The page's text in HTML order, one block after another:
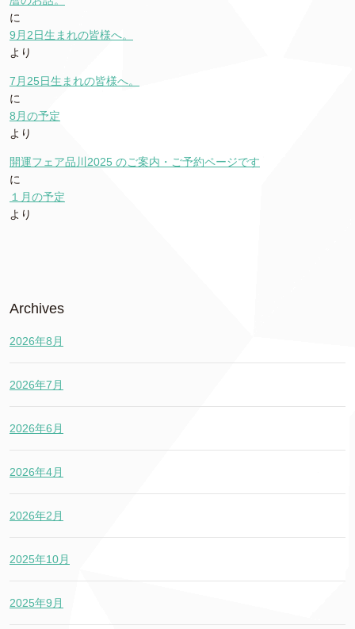
に
9月2日生まれの皆様へ。
より
7月25日生まれの皆様へ。
に
8月の予定
より
開運フェア品川2025 のご案内・ご予約ページです
に
１月の予定
より
Archives
2026年8月
2026年7月
2026年6月
2026年4月
2026年2月
2025年10月
2025年9月